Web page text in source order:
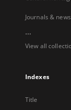
Journals &
...
View all
Indexes
Title